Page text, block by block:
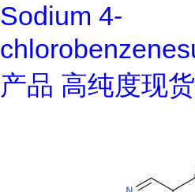
Sodium 4-
产品 高纯度现